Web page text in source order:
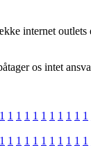
internet
os intet
1 1 1 1 1 1 1 1 1 1 1
1 1 1 1 1 1 1 1 1 1 1